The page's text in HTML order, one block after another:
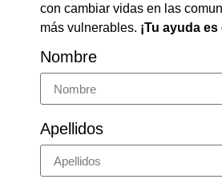
con cambiar vidas en las
más vulnerables. ¡Tu ayuda
Nombre
Apellidos